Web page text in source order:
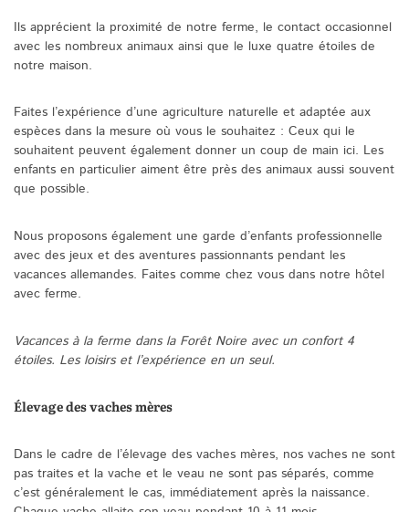
Ils apprécient la proximité de notre ferme, le contact occasionnel
avec les nombreux animaux ainsi que le luxe quatre étoiles de
notre maison.
Faites l’expérience d’une agriculture naturelle et adaptée aux
espèces dans la mesure où vous le souhaitez : Ceux qui le
souhaitent peuvent également donner un coup de main ici. Les
enfants en particulier aiment être près des animaux aussi souvent
que possible.
Nous proposons également une garde d’enfants professionnelle
avec des jeux et des aventures passionnants pendant les
vacances allemandes. Faites comme chez vous dans notre hôtel
avec ferme.
Vacances à la ferme dans la Forêt Noire avec un confort 4
étoiles. Les loisirs et l’expérience en un seul.
Élevage des vaches mères
Dans le cadre de l’élevage des vaches mères, nos vaches ne sont
pas traites et la vache et le veau ne sont pas séparés, comme
c’est généralement le cas, immédiatement après la naissance.